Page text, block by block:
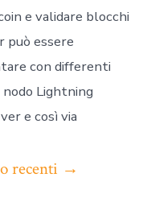
e validare blocchi
può essere
con differenti
Lightning
e così via
recenti →